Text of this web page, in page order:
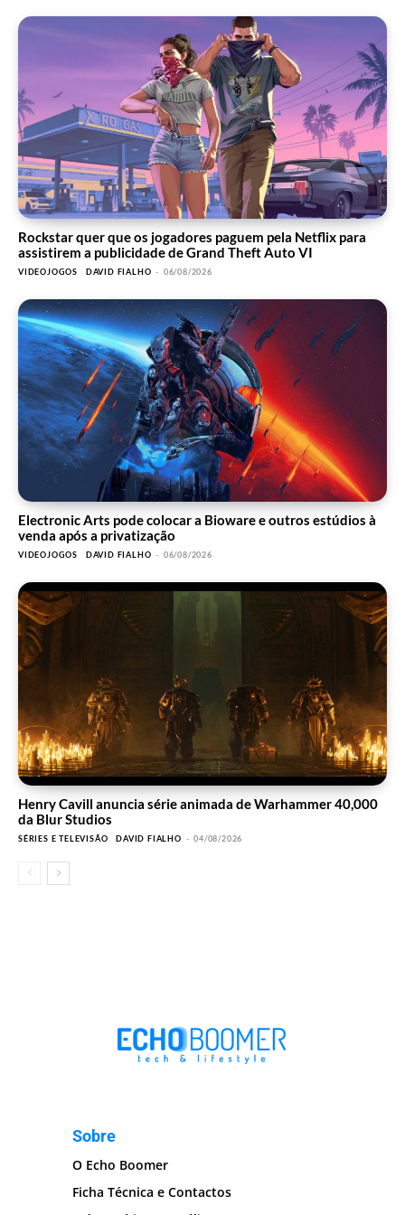
Rockstar quer que os jogadores paguem pela Netflix para
assistirem a publicidade de Grand Theft Auto VI
VIDEOJOGOS DAVID FIALHO - 06/08/2026
Electronic Arts pode colocar a Bioware e outros estúdios à
venda após a privatização
VIDEOJOGOS DAVID FIALHO - 06/08/2026
Henry Cavill anuncia série animada de Warhammer 40,000
da Blur Studios
SÉRIES E TELEVISÃO DAVID FIALHO - 04/08/2026
Sobre
O Echo Boomer
Ficha Técnica e Contactos